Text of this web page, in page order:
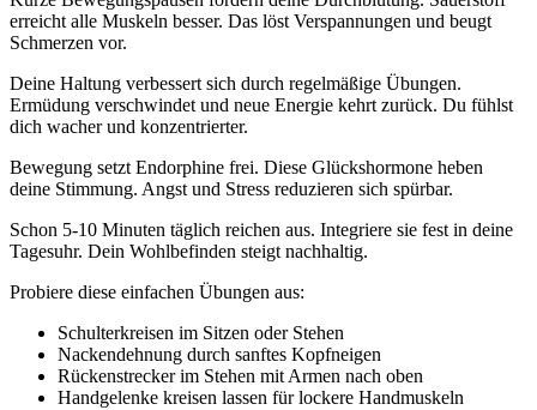
erreicht alle Muskeln besser. Das löst Verspannungen und beugt
Schmerzen vor.
Deine Haltung verbessert sich durch regelmäßige Übungen.
Ermüdung verschwindet und neue Energie kehrt zurück. Du fühlst
dich wacher und konzentrierter.
Bewegung setzt Endorphine frei. Diese Glückshormone heben
deine Stimmung. Angst und Stress reduzieren sich spürbar.
Schon 5-10 Minuten täglich reichen aus. Integriere sie fest in deine
Tagesuhr. Dein Wohlbefinden steigt nachhaltig.
Probiere diese einfachen Übungen aus:
Schulterkreisen im Sitzen oder Stehen
Nackendehnung durch sanftes Kopfneigen
Rückenstrecker im Stehen mit Armen nach oben
Handgelenke kreisen lassen für lockere Handmuskeln